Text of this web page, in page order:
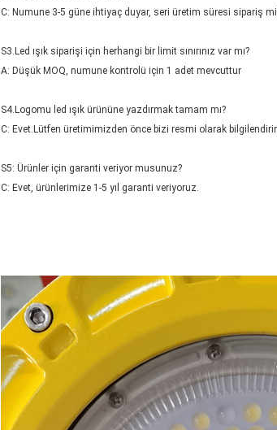
C: Numune 3-5 güne ihtiyaç duyar, seri üretim süresi sipariş
S3.Led ışık siparişi için herhangi bir limit sınırınız var mı?
A: Düşük MOQ, numune kontrolü için 1 adet mevcuttur
S4.Logomu led ışık ürününe yazdırmak tamam mı?
C: Evet.Lütfen üretimimizden önce bizi resmi olarak
S5: Ürünler için garanti veriyor musunuz?
C: Evet, ürünlerimize 1-5 yıl garanti veriyoruz.